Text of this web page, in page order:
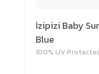
İzipizi Baby
Blue
100% UV